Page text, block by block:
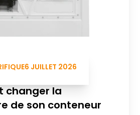
6 JUILLET 2026
changer la
de son conteneur